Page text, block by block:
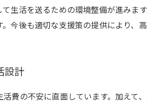
生活を送るための環境整備が進みま
今後も適切な支援策の提供により、
設計
費の不安に直面しています。加えて